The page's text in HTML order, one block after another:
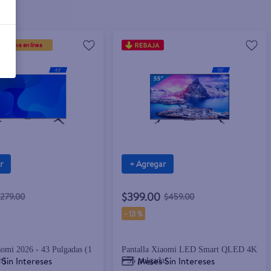
en línea
2026 - 43 Pulgadas (1
Intereses
+ Agregar
$399.00 $459.00
-13 %
Pantalla Xiaomi LED Smart QLED 4K
- 55 pulgadas
Meses Sin Intereses